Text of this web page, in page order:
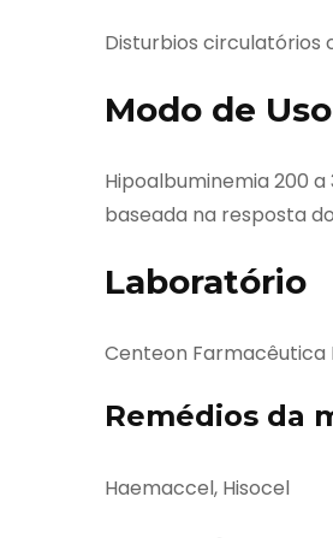
Disturbios circulatórios
Modo de Uso
Hipoalbuminemia 200
baseada na resposta
Laboratório
Centeon Farmacêutica
Remédios da
Haemaccel, Hisocel